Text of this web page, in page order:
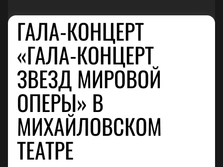
ГАЛА-КОНЦЕРТ
«ГАЛА-КОНЦЕРТ
ЗВЕЗД МИРОВОЙ
ОПЕРЫ» В
МИХАЙЛОВСКОМ
ТЕАТРЕ